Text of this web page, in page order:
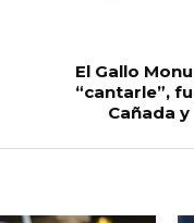
El Gallo
“cantarle”,
Cañada